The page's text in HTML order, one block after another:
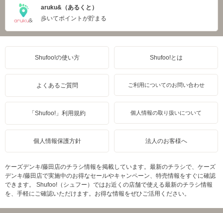
aruku&（あるくと）
歩いてポイントが貯まる
Shufoo!の使い方 Shufoo!とは
よくあるご質問 ご利用についてのお問い合わせ
「Shufoo!」利用規約 個人情報の取り扱いについて
個人情報保護方針 法人のお客様へ
ケーズデンキ/藤田店のチラシ情報を掲載しています。最新のチラシで、ケーズ
デンキ/藤田店で実施中のお得なセールやキャンペーン、特売情報をすぐに確認
できます。 Shufoo!（シュフー）ではお近くの店舗で使える最新のチラシ情報
を、手軽にご確認いただけます。お得な情報をぜひご活用ください。